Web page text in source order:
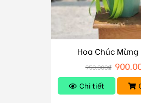
Hoa Chúc Mừng
950.000₫
Chi tiết